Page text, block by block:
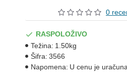
0
RASPOLOŽIVO
Težina: 1.50kg
Šifra: 3566
Napomena: U cenu je